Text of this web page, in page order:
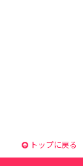
トップに戻る